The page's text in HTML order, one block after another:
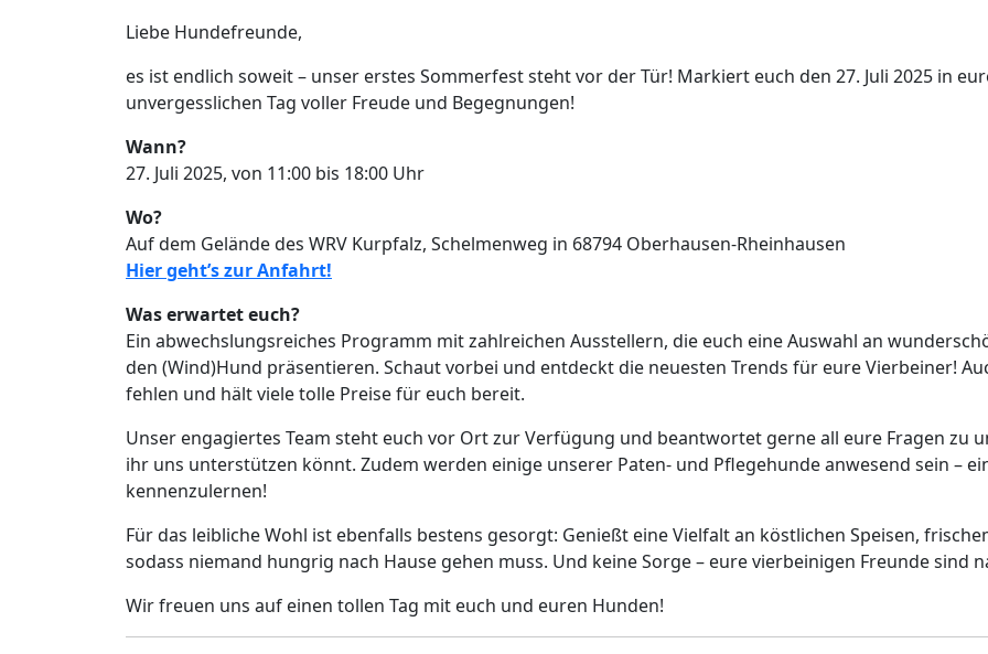
Liebe Hundefreunde,
es ist endlich soweit – unser erstes Sommerfest steht vor der Tür! Markiert euch den 27. Juli 2025 in
unvergesslichen Tag voller Freude und Begegnungen!
Wann?
27. Juli 2025, von 11:00 bis 18:00 Uhr
Wo?
Auf dem Gelände des WRV Kurpfalz, Schelmenweg in 68794 Oberhausen-Rheinhausen
Hier geht’s zur Anfahrt!
Was erwartet euch?
Ein abwechslungsreiches Programm mit zahlreichen Ausstellern, die euch eine Auswahl an
den (Wind)Hund präsentieren. Schaut vorbei und entdeckt die neuesten Trends für eure Vierbeiner!
fehlen und hält viele tolle Preise für euch bereit.
Unser engagiertes Team steht euch vor Ort zur Verfügung und beantwortet gerne all eure Fragen zu
ihr uns unterstützen könnt. Zudem werden einige unserer Paten- und Pflegehunde anwesend sein –
kennenzulernen!
Für das leibliche Wohl ist ebenfalls bestens gesorgt: Genießt eine Vielfalt an köstlichen Speisen,
sodass niemand hungrig nach Hause gehen muss. Und keine Sorge – eure vierbeinigen Freunde sind
Wir freuen uns auf einen tollen Tag mit euch und euren Hunden!